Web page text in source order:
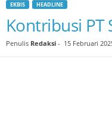
EKBIS HEADLINE
Kontribusi PT
Penulis Redaksi - 15 Februari